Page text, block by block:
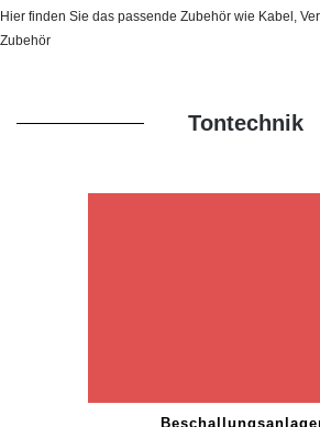
Hier finden Sie das passende Zubehör wie Kabel,
Zubehör
Tontechnik